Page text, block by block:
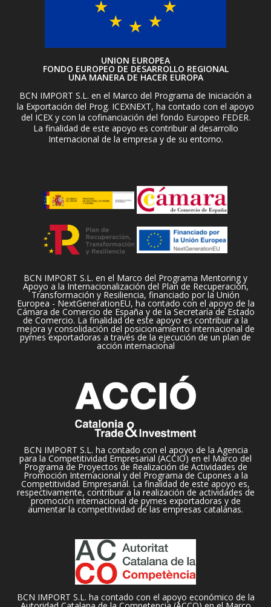
UNION EUROPEA
FONDO EUROPEO DE DESARROLLO REGIONAL
UNA MANERA DE HACER EUROPA
BCN IMPORT S.L. en el Marco del Programa de Iniciación a
la Exportación del Prog. ICEXNEXT, ha contado con el apoyo
del ICEX y con la cofinanciación del fondo Europeo FEDER.
La finalidad de este apoyo es contribuir al desarrollo
Internacional de la empresa y de su entorno.
BCN IMPORT S.L. en el Marco del Programa Mentoring y
Apoyo a la Internacionalización del Plan de Recuperación,
Transformación y Resiliencia, financiado por la Unión
Europea - NextGenerationEU, ha contado con el apoyo de la
Cámara de Comercio de España y de la Secretaría de Estado
de Comercio. La finalidad de este apoyo es contribuir a la
mejora y consolidación del posicionamiento internacional de
pymes exportadoras a través de la ejecución de un plan de
acción internacional
BCN IMPORT S.L. ha contado con el apoyo de la Agencia
para la Competitividad Empresarial (ACCIO) en el Marco del
Programa de Proyectos de Realización de Actividades de
Promoción Internacional y del Programa de Cupones a la
Competitividad Empresarial. La finalidad de este apoyo es,
respectivamente, contribuir a la realización de actividades de
promoción internacional de pymes exportadoras y de
aumentar la competitividad de las empresas catalanas.
BCN IMPORT S.L. ha contado con el apoyo económico de la